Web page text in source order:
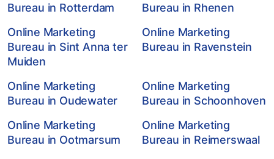
Bureau in Rotterdam
Bureau in Rhenen
Online Marketing
Bureau in Sint Anna ter
Muiden
Online Marketing
Bureau in Ravenstein
Online Marketing
Bureau in Oudewater
Online Marketing
Bureau in Schoonhoven
Online Marketing
Bureau in Ootmarsum
Online Marketing
Bureau in Reimerswaal